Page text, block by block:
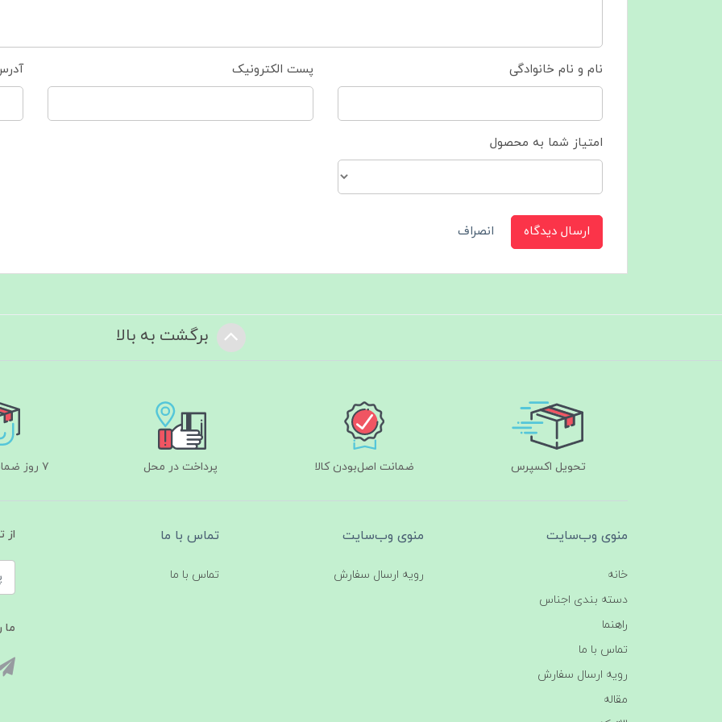
نام و نام خانوادگی پست الکترونیک
امتیاز شما به محصول
ارسال دیدگاه انصراف
برگشت به بالا
تحویل اکسپرس ضمانت اصل‌بودن کالا پرداخت در محل ۷ روز ضمانت بازگشت
منوی وب‌سایت
خانه
دسته بندی اجناس
راهنما
تماس با ما
رویه ارسال سفارش
مقاله
منوی وب‌سایت
رویه ارسال سفارش
تماس با ما
تماس با ما
از
ما